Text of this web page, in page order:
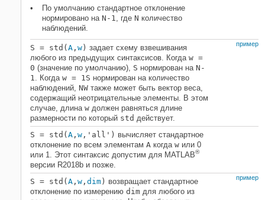
По умолчанию стандартное отклонение
нормировано на N-1, где N количество
наблюдений.
пример
S = std( A , w ) задает схему взвешивания
любого из предыдущих синтаксисов. Когда w =
0 (значение по умолчанию), S нормирован на N-
1. Когда w = 1S нормирован на количество
наблюдений, NW также может быть вектор веса,
содержащий неотрицательные элементы. В этом
случае, длина w должен равняться длине
размерности по который std действует.
S = std( A , w , 'all' ) вычисляет стандартное
отклонение по всем элементам A когда w или 0
или 1. Этот синтаксис допустим для MATLAB®
версии R2018b и позже.
пример
S = std( A , w , dim ) возвращает стандартное
отклонение по измерению dim для любого из